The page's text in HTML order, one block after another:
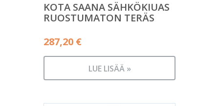
KOTA SAANA SÄHKÖKIUAS
RUOSTUMATON TERÄS
287,20 €
LUE LISÄÄ »